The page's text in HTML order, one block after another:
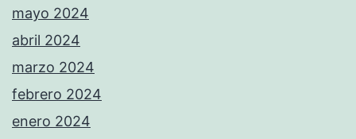
mayo 2024
abril 2024
marzo 2024
febrero 2024
enero 2024